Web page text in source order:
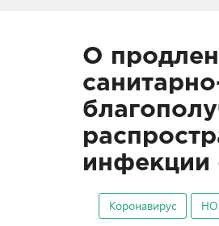
О
инфекции
Коронавирус